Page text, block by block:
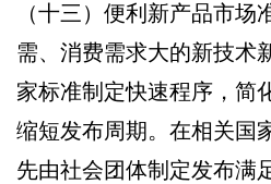
（十三）便利新产品市场
需、消费需求大的新技术
家标准制定快速程序，简
缩短发布周期。在相关国
先由社会团体制定发布满